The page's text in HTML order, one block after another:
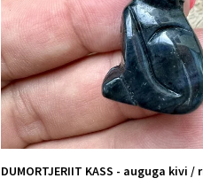
DUMORTJERIIT KASS - auguga kivi /